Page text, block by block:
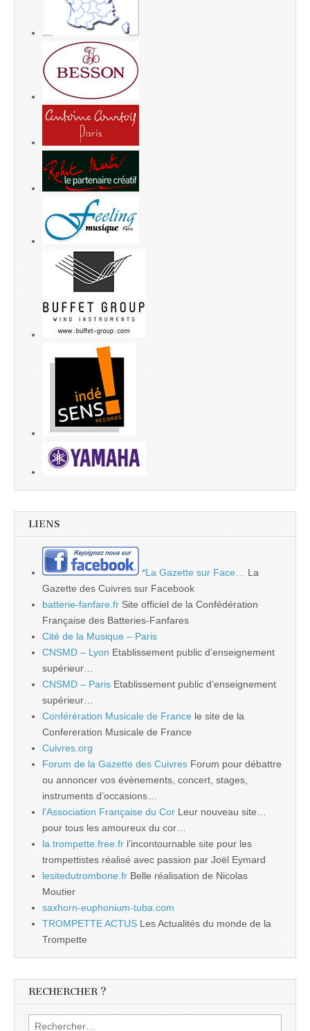
LIENS
*La Gazette sur Face… La
Gazette des Cuivres sur Facebook
batterie-fanfare.fr Site officiel de la Confédération
Française des Batteries-Fanfares
Cité de la Musique – Paris
CNSMD – Lyon Etablissement public d’enseignement
supérieur…
CNSMD – Paris Etablissement public d’enseignement
supérieur…
Conférération Musicale de France le site de la
Confereration Musicale de France
Cuivres.org
Forum de la Gazette des Cuivres Forum pour débattre
ou annoncer vos évènements, concert, stages,
instruments d’occasions…
l'Association Française du Cor Leur nouveau site…
pour tous les amoureux du cor…
la.trompette.free.fr l’incontournable site pour les
trompettistes réalisé avec passion par Joël Eymard
lesitedutrombone.fr Belle réalisation de Nicolas
Moutier
saxhorn-euphonium-tuba.com
TROMPETTE ACTUS Les Actualités du monde de la
Trompette
RECHERCHER ?
Rechercher :